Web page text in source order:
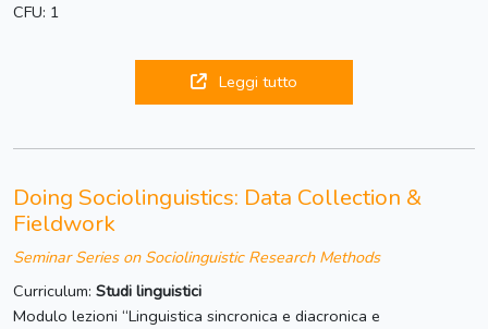
CFU: 1
Leggi tutto
Doing Sociolinguistics: Data Collection &
Fieldwork
Seminar Series on Sociolinguistic Research Methods
Curriculum: Studi linguistici
Modulo lezioni “Linguistica sincronica e diacronica e